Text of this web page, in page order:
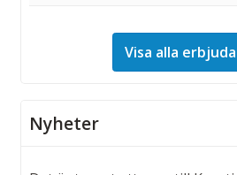
Visa alla
Nyheter